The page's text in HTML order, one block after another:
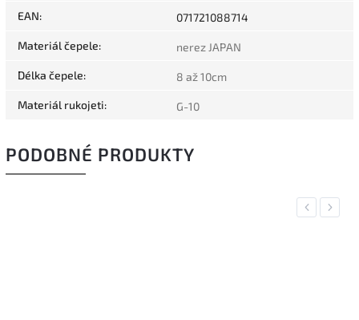
EAN: 071721088714
Materiál čepele: nerez JAPAN
Délka čepele: 8 až 10cm
Materiál rukojeti: G-10
PODOBNÉ PRODUKTY
Previous
Next